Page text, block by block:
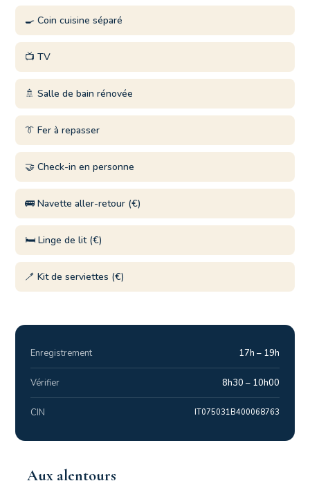
🍳 Coin cuisine séparé
📺 TV
🚿 Salle de bain rénovée
👔 Fer à repasser
🤝 Check-in en personne
🚌 Navette aller-retour (€)
🛏️ Linge de lit (€)
🪥 Kit de serviettes (€)
Enregistrement 17h – 19h
Vérifier 8h30 – 10h00
CIN IT075031B400068763
Aux alentours